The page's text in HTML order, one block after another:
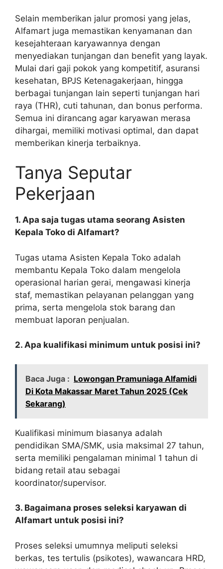
Selain memberikan jalur promosi yang jelas,
Alfamart juga memastikan kenyamanan dan
kesejahteraan karyawannya dengan
menyediakan tunjangan dan benefit yang layak.
Mulai dari gaji pokok yang kompetitif, asuransi
kesehatan, BPJS Ketenagakerjaan, hingga
berbagai tunjangan lain seperti tunjangan hari
raya (THR), cuti tahunan, dan bonus performa.
Semua ini dirancang agar karyawan merasa
dihargai, memiliki motivasi optimal, dan dapat
memberikan kinerja terbaiknya.
Tanya Seputar
Pekerjaan
1. Apa saja tugas utama seorang Asisten
Kepala Toko di Alfamart?
Tugas utama Asisten Kepala Toko adalah
membantu Kepala Toko dalam mengelola
operasional harian gerai, mengawasi kinerja
staf, memastikan pelayanan pelanggan yang
prima, serta mengelola stok barang dan
membuat laporan penjualan.
2. Apa kualifikasi minimum untuk posisi ini?
Baca Juga : Lowongan Pramuniaga Alfamidi
Di Kota Makassar Maret Tahun 2025 (Cek
Sekarang)
Kualifikasi minimum biasanya adalah
pendidikan SMA/SMK, usia maksimal 27 tahun,
serta memiliki pengalaman minimal 1 tahun di
bidang retail atau sebagai
koordinator/supervisor.
3. Bagaimana proses seleksi karyawan di
Alfamart untuk posisi ini?
Proses seleksi umumnya meliputi seleksi
berkas, tes tertulis (psikotes), wawancara HRD,